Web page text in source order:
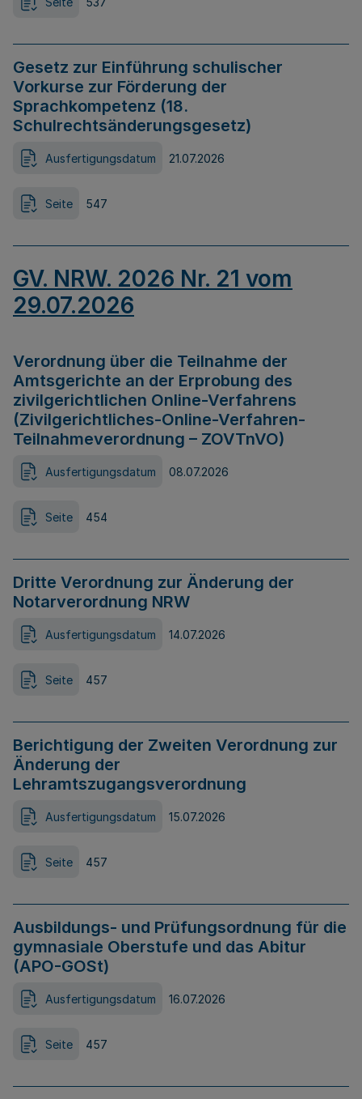
Gesetz zur Einführung schulischer
Vorkurse zur Förderung der
Sprachkompetenz (18.
Schulrechtsänderungsgesetz)
Ausfertigungsdatum 21.07.2026
Seite 547
GV. NRW. 2026 Nr. 21 vom
29.07.2026
Verordnung über die Teilnahme der
Amtsgerichte an der Erprobung des
zivilgerichtlichen Online-Verfahrens
(Zivilgerichtliches-Online-Verfahren-
Teilnahmeverordnung – ZOVTnVO)
Ausfertigungsdatum 08.07.2026
Seite 454
Dritte Verordnung zur Änderung der
Notarverordnung NRW
Ausfertigungsdatum 14.07.2026
Seite 457
Berichtigung der Zweiten Verordnung zur
Änderung der
Lehramtszugangsverordnung
Ausfertigungsdatum 15.07.2026
Seite 457
Ausbildungs- und Prüfungsordnung für die
gymnasiale Oberstufe und das Abitur
(APO-GOSt)
Ausfertigungsdatum 16.07.2026
Seite 457